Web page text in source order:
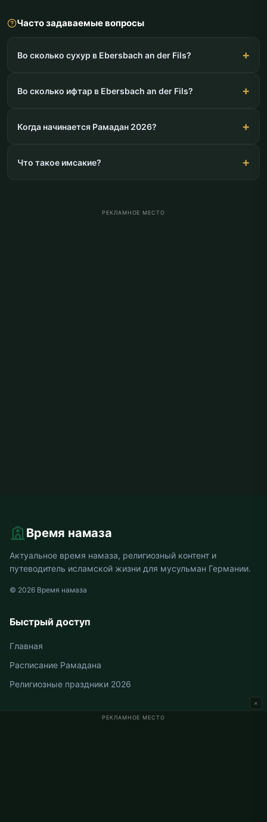
Часто задаваемые вопросы
Во сколько сухур в Ebersbach an der Fils?
Во сколько ифтар в Ebersbach an der Fils?
Когда начинается Рамадан 2026?
Что такое имсакие?
РЕКЛАМНОЕ МЕСТО
РЕКЛАМНОЕ МЕСТО
×
Время намаза
Актуальное время намаза, религиозный контент и
путеводитель исламской жизни для мусульман Германии.
© 2026 Время намаза
Быстрый доступ
Главная
Расписание Рамадана
Религиозные праздники 2026
Время намаза в Германии